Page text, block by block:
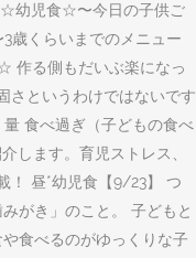
☆幼児食☆〜今日の子供ご
歳くらいまでのメニュー
作る側もだいぶ楽になっ
さというわけではないです
食べ過ぎ（子どもの食べ
します。育児ストレス、
！ 昼*幼児食【9/23】 つ
がき」のこと。 子どもと
食べるのがゆっくりな子